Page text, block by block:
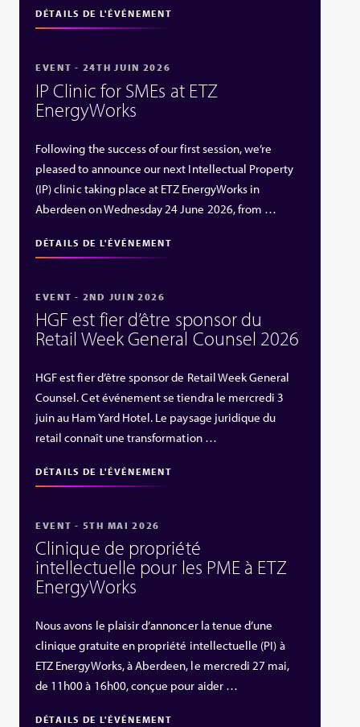
DÉTAILS DE L'ÉVÉNEMENT
EVENT - 24TH JUIN 2026
IP Clinic for SMEs at ETZ
EnergyWorks
Following the success of our first session, we’re
pleased to announce our next Intellectual Property
(IP) clinic taking place at ETZ EnergyWorks in
Aberdeen on Wednesday 24 June 2026, from …
DÉTAILS DE L'ÉVÉNEMENT
EVENT - 2ND JUIN 2026
HGF est fier d’être sponsor du
Retail Week General Counsel 2026
HGF est fier d’être sponsor de Retail Week General
Counsel. Cet événement se tiendra le mercredi 3
juin au Ham Yard Hotel. Le paysage juridique du
retail connaît une transformation …
DÉTAILS DE L'ÉVÉNEMENT
EVENT - 5TH MAI 2026
Clinique de propriété
intellectuelle pour les PME à ETZ
EnergyWorks
Nous avons le plaisir d’annoncer la tenue d’une
clinique gratuite en propriété intellectuelle (PI) à
ETZ EnergyWorks, à Aberdeen, le mercredi 27 mai,
de 11h00 à 16h00, conçue pour aider …
DÉTAILS DE L'ÉVÉNEMENT